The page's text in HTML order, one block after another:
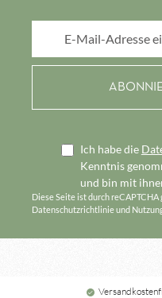
Ich habe die
Kenntnis
und bin mit
Diese Seite ist durch
Datenschutzrichtlinieund